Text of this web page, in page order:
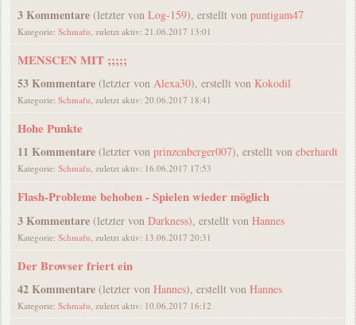
3 Kommentare(letzter von Log-159), erstellt von puntigam47
Kategorie: Schmafu , zuletzt aktiv: 21.06.2017 13:01
MENSCEN MIT ;;;;;
53 Kommentare(letzter von Alexa30), erstellt von Kokodil
Kategorie: Schmafu , zuletzt aktiv: 20.06.2017 18:41
Hohe Punkte
11 Kommentare(letzter von prinzenberger007), erstellt von eberhardt
Kategorie: Schmafu, zuletzt aktiv: 16.06.2017 17:53
Flash-Probleme behoben - Spielen wieder möglich
3 Kommentare(letzter von Darkness), erstellt von Hannes
Kategorie: Schmafu , zuletzt aktiv: 13.06.2017 20:31
Der Browser friert ein
42 Kommentare(letzter von Hannes), erstellt von Hannes
Kategorie: Schmafu, zuletzt aktiv: 10.06.2017 16:12